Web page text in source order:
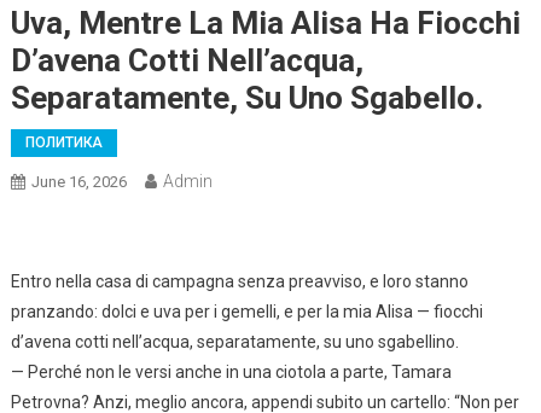
Uva, Mentre La Mia Alisa Ha Fiocchi
D’avena Cotti Nell’acqua,
Separatamente, Su Uno Sgabello.
ПОЛИТИКА
June 16, 2026 Admin
Entro nella casa di campagna senza preavviso, e loro stanno
pranzando: dolci e uva per i gemelli, e per la mia Alisa — fiocchi
d’avena cotti nell’acqua, separatamente, su uno sgabellino.
— Perché non le versi anche in una ciotola a parte, Tamara
Petrovna? Anzi, meglio ancora, appendi subito un cartello: “Non per